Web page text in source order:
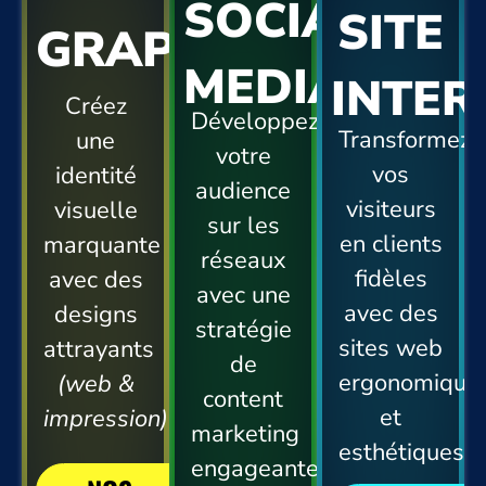
SITE
Transformez
vos
visiteurs
en clients
fidèles
avec des
sites web
et
esthétiques.
SOCIAL
MEDIA
Développez
votre
audience
sur les
réseaux
avec une
stratégie
de
content
marketing
engageante.
GRAPHISME
Créez
une
identité
visuelle
marquante
avec des
designs
attrayants
(web &
impression)